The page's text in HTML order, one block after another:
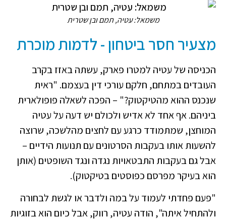
משמאל: עטיה, תמם ובן שטרית
מצעיר חסר ביטחון - לדמות מוכרת
הכניסה של עטיה למטרו פארק, עשתה באזז בקרב
העובדים במתחם, חלקם עורכי דין בעצמם. "ראית
שנכנס ההוא מהטיקטוק?" – הפכה לשאלה פופולארית
ביניהם. אף אחד לא אדיש ולכולם יש דעה על עטיה
המוחצן, שמתמודד כרגע עם לחצים מהלשכה, שרוצה
להשעות אותו בעקבות הסרטונים עם תנועות הידיים –
אבל גם בעקבות התבטאויות נגדה ונגד השופטים (אותן
הוא בעיקר מפרסם כפוסטים בטיקטוק).
"פעם פחדתי לעמוד על במה ולדבר או לגשת לבחורה
ולהתחיל איתה", הודה עטיה, רווק, אבל כיום הוא בזוגיות